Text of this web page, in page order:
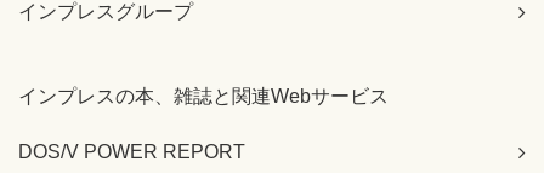
インプレスグループ
インプレスの本、雑誌と関連Webサービス
DOS/V POWER REPORT